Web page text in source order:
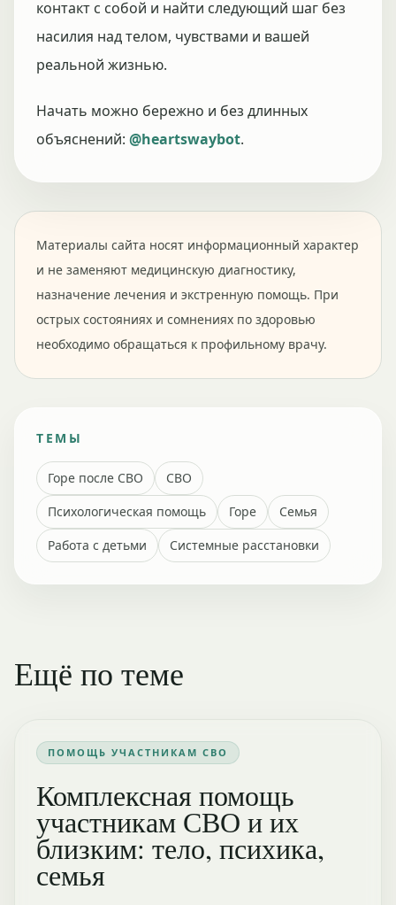
контакт с собой и найти следующий шаг без
насилия над телом, чувствами и вашей
реальной жизнью.
Начать можно бережно и без длинных
объяснений: @heartswaybot.
Материалы сайта носят информационный характер
и не заменяют медицинскую диагностику,
назначение лечения и экстренную помощь. При
острых состояниях и сомнениях по здоровью
необходимо обращаться к профильному врачу.
ТЕМЫ
Горе после СВО
СВО
Психологическая помощь
Горе
Семья
Работа с детьми
Системные расстановки
Ещё по теме
ПОМОЩЬ УЧАСТНИКАМ СВО
Комплексная помощь
участникам СВО и их
близким: тело, психика,
семья